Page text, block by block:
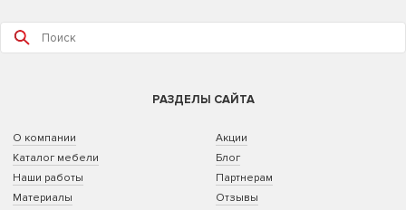
РАЗДЕЛЫ САЙТА
О компании
Каталог мебели
Наши работы
Материалы
Акции
Блог
Партнерам
Отзывы